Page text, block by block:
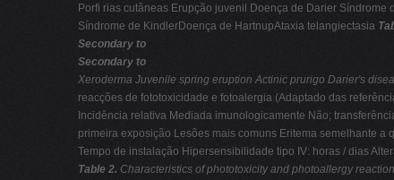
Porfi rias cutâneas Erupção juvenil Doença de Darier
Síndrome de KindlerDoença de HartnupAtaxia telangiectasia
Secondary to
Secondary to
Xeroderma Juvenile spring eruption Actinic prurigo Darier's
reacções de fototoxicidade e fotoalergia (Adaptado das
Incidência relativa Mediada imunologicamente Não;
primeira exposição Lesões mais comuns Eritema semelhante
Tempo de instalação Hipersensibilidade tipo IV: horas / dias
Table 2. Characteristics of phototoxicity and photoallergy